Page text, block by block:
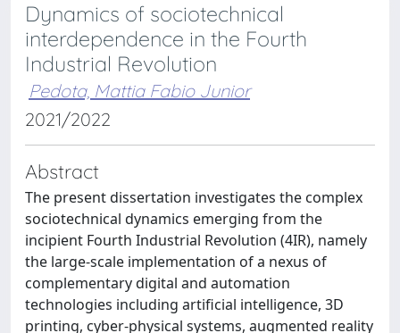
Dynamics of sociotechnical
interdependence in the Fourth
Industrial Revolution
Pedota, Mattia Fabio Junior
2021/2022
Abstract
The present dissertation investigates the complex
sociotechnical dynamics emerging from the
incipient Fourth Industrial Revolution (4IR), namely
the large-scale implementation of a nexus of
complementary digital and automation
technologies including artificial intelligence, 3D
printing, cyber-physical systems, augmented reality